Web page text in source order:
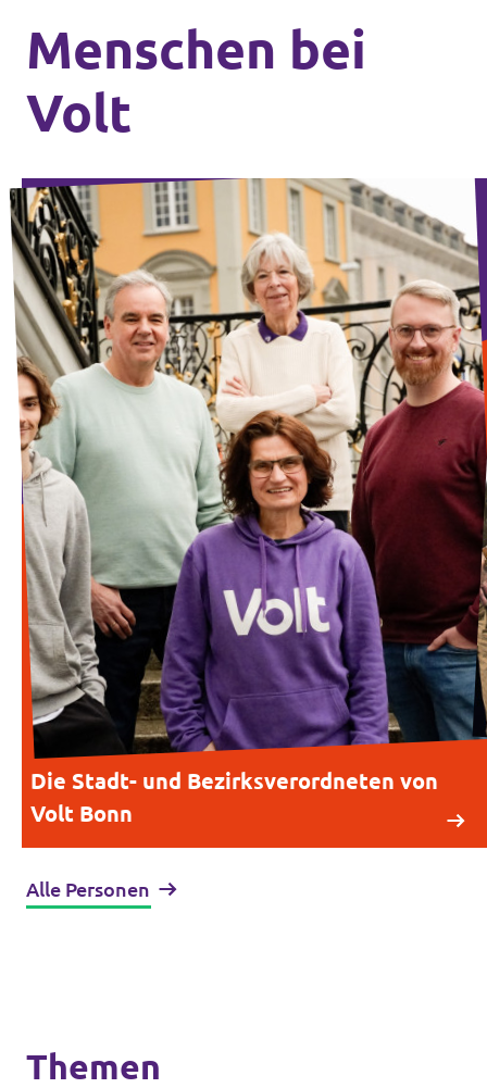
Menschen bei
Volt
Die Stadt- und Bezirksverordneten von
Volt Bonn
Alle Personen
Themen